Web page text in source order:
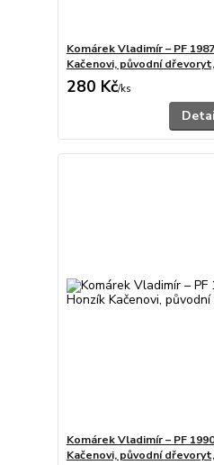
Komárek Vladimír – PF
Kačenovi, původní
280 Kč/ks
Komárek Vladimír – PF
Kačenovi, původní